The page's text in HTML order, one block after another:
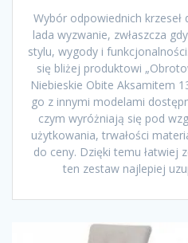
Wybór odpowiednich
lada wyzwanie, zwłaszcza
stylu, wygody i
się bliżej produktowi
Niebieskie Obite Aksamitem
go z innymi modelami
czym wyróżniają się pod
użytkowania, trwałości
do ceny. Dzięki temu łatwiej
ten zestaw najlepiej